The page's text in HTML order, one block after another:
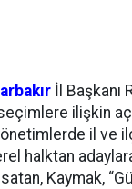
İl Başkanı
ilişkin
il ve
halktan
Kaymak,